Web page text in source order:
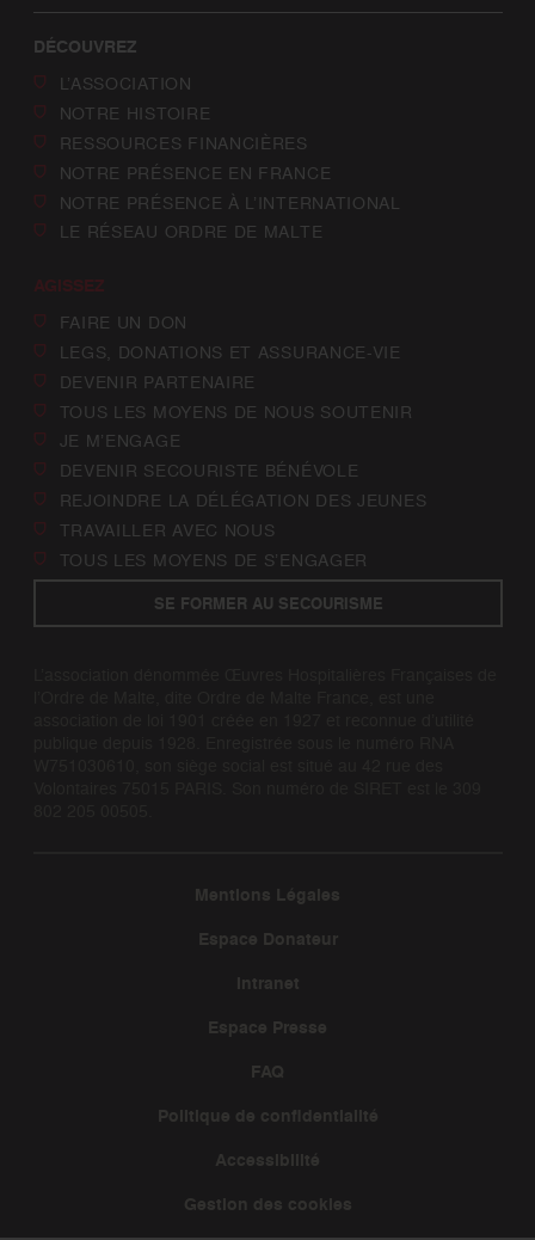
DÉCOUVREZ
L’ASSOCIATION
NOTRE HISTOIRE
RESSOURCES FINANCIÈRES
NOTRE PRÉSENCE EN FRANCE
NOTRE PRÉSENCE À L’INTERNATIONAL
LE RÉSEAU ORDRE DE MALTE
AGISSEZ
FAIRE UN DON
LEGS, DONATIONS ET ASSURANCE-VIE
DEVENIR PARTENAIRE
TOUS LES MOYENS DE NOUS SOUTENIR
JE M’ENGAGE
DEVENIR SECOURISTE BÉNÉVOLE
REJOINDRE LA DÉLÉGATION DES JEUNES
TRAVAILLER AVEC NOUS
TOUS LES MOYENS DE S’ENGAGER
SE FORMER AU SECOURISME
Mentions Légales
Espace Donateur
Intranet
Espace Presse
FAQ
Politique de confidentialité
Accessibilité
Gestion des cookies